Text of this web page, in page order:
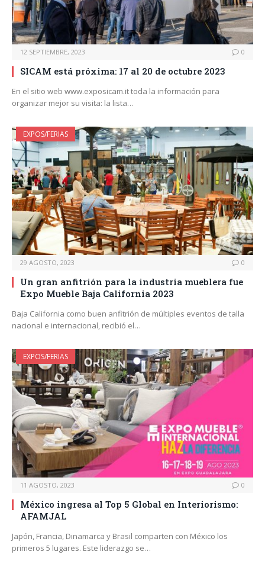
12 SEPTIEMBRE, 2023 0
SICAM está próxima: 17 al 20 de octubre 2023
En el sitio web www.exposicam.it toda la información para
organizar mejor su visita: la lista…
EXPOS/FERIAS
29 AGOSTO, 2023 0
Un gran anfitrión para la industria mueblera fue
Expo Mueble Baja California 2023
Baja California como buen anfitrión de múltiples eventos de talla
nacional e internacional, recibió el…
EXPOS/FERIAS
11 AGOSTO, 2023 0
México ingresa al Top 5 Global en Interiorismo:
AFAMJAL
Japón, Francia, Dinamarca y Brasil comparten con México los
primeros 5 lugares. Este liderazgo se…